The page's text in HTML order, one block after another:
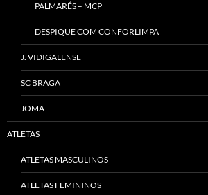
PALMARÉS – MCP
DESPIQUE COM CONFORLIMPA
J. VIDIGALENSE
SC BRAGA
JOMA
ATLETAS
ATLETAS MASCULINOS
ATLETAS FEMININOS